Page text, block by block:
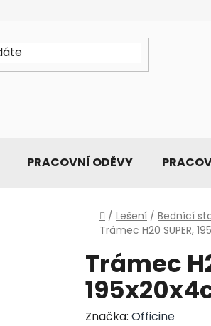
PRACOVNÍ ODĚVY
Domů
/ Lešení / Bednící
Trámec H20 SUPER,
Trámec
Značka: Officine